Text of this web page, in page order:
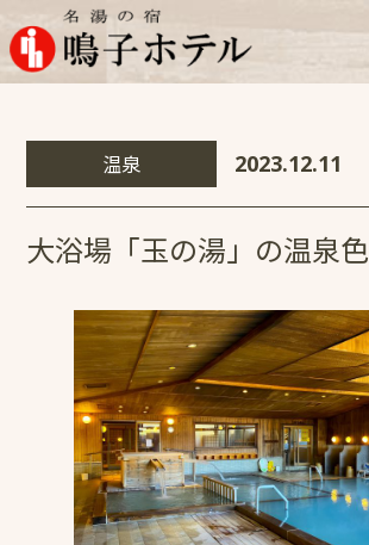
温泉 2023.12.11
大浴場「玉の湯」の温泉色